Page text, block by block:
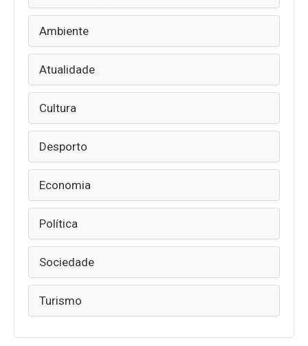
Ambiente
Atualidade
Cultura
Desporto
Economia
Política
Sociedade
Turismo